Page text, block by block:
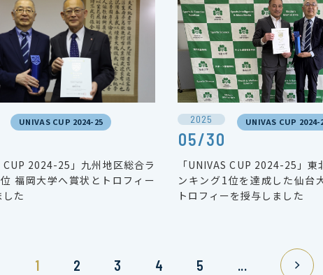
UNIVAS CUP 2024-25
CUP 2024-25」九州地区総合ラ
福岡大学へ賞状とトロフィー
した
2025
05/30
UNIVAS CUP 2024-
「UNIVAS CUP 2024-25」東
ンキング1位を達成した仙台
トロフィーを授与しました
1 2 3 4 5 ...